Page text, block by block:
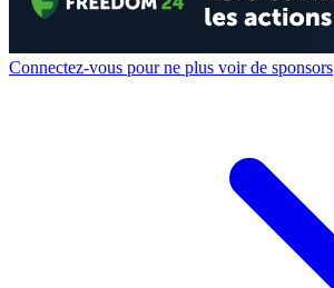
Connectez-vous pour ne plus voir de sponsors